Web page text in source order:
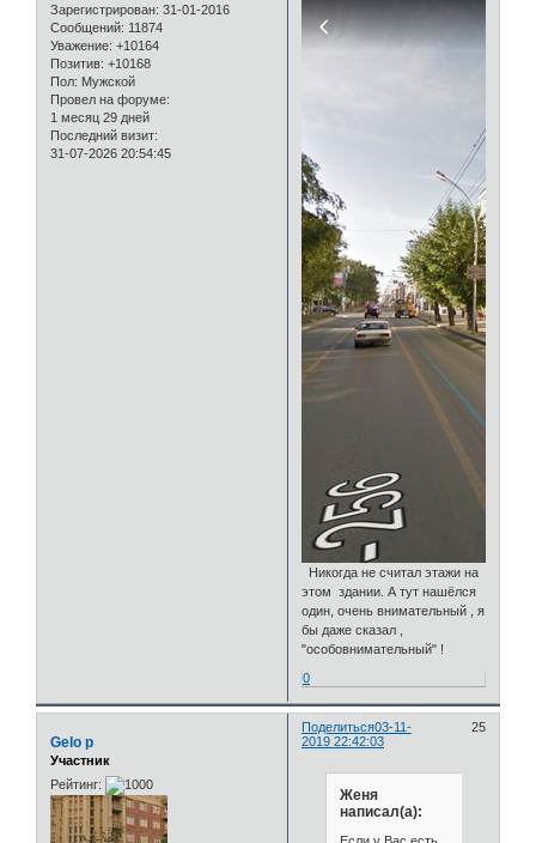
Зарегистрирован: 31-01-2016
Сообщений: 11874
Уважение: +10164
Позитив: +10168
Пол: Мужской
Провел на форуме:
1 месяц 29 дней
Последний визит:
31-07-2026 20:54:45
Никогда не считал этажи на
этом здании. А тут нашёлся
один, очень внимательный , я
бы даже сказал ,
"особовнимательный" !
0
Поделиться 25
03-11-
2019 22:42:03
Gelo p
Участник
Рейтинг:
Женя
написал(а):
Если у Вас есть